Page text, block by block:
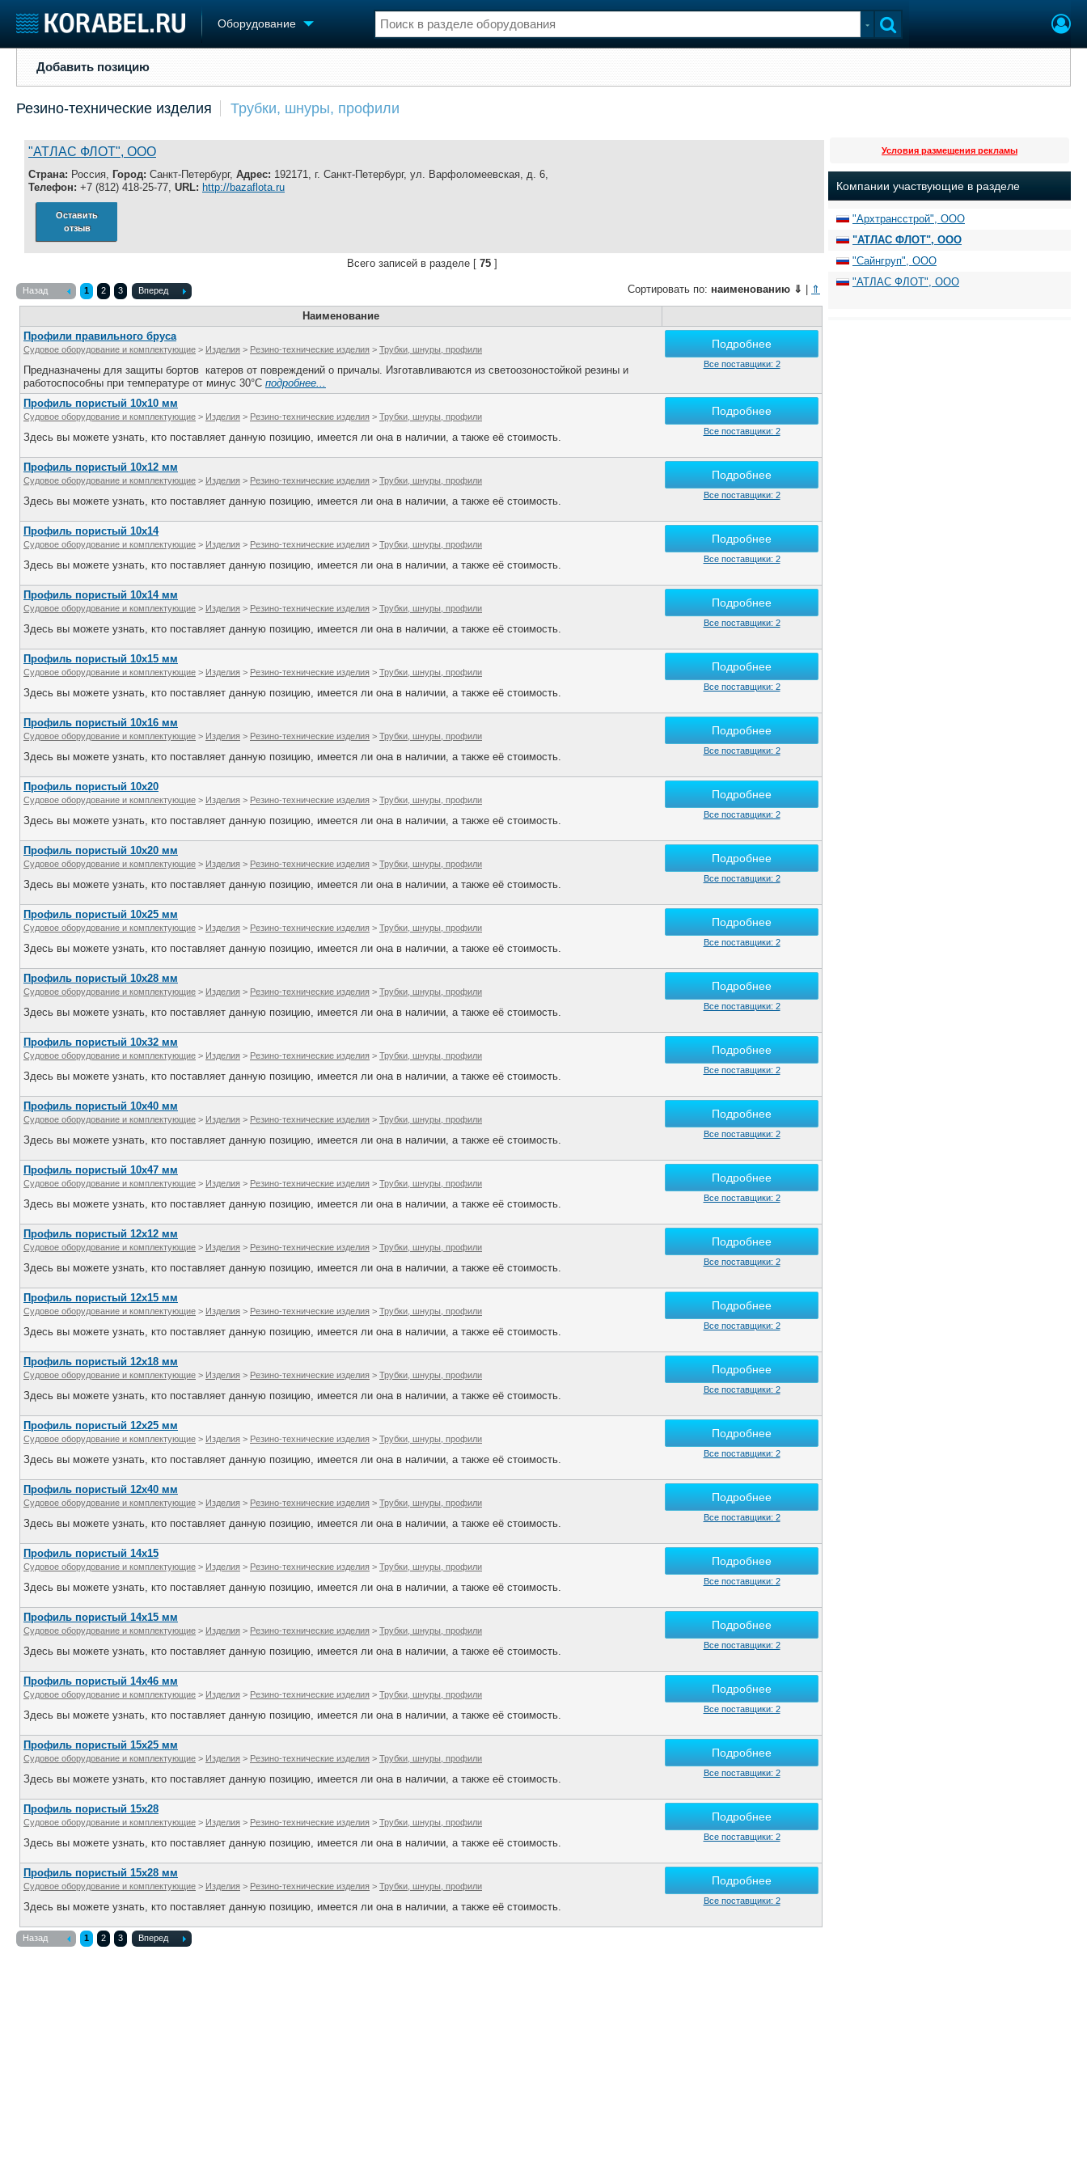
Оборудование
Судостроение
Пульс
Компании
Работа
Крюинг
Журнал
Реклама
Торговая площадка
Доска объявлений
Оборудование
Материалы
Конференции
Выставки и семинары
Флот
Добавить позицию
Резино-технические изделия Трубки, шнуры, профили
"АТЛАС ФЛОТ", ООО
Страна: Россия, Город: Санкт-Петербург, Адрес: 192171, г. Санкт-Петербург, ул. Варфоломеевская, д. 6,
Телефон: +7 (812) 418-25-77, URL: http://bazaflota.ru
Оставить
отзыв
Всего записей в разделе [ 75 ]
Назад 1 2 3 Вперед Сортировать по: наименованию ⇓ ⇑
Наименование
Профили правильного бруса
Судовое оборудование и комплектующие > Изделия > Резино-технические изделия > Трубки, шнуры, профили
Предназначены для защиты бортов катеров от повреждений о причалы. Изготавливаются из светоозоностойкой резины и
работоспособны при температуре от минус 30°С подробнее...
Подробнее
Все поставщики: 2
Профиль пористый 10х10 мм
Судовое оборудование и комплектующие > Изделия > Резино-технические изделия > Трубки, шнуры, профили
Здесь вы можете узнать, кто поставляет данную позицию, имеется ли она в наличии, а также её стоимость.
Подробнее
Все поставщики: 2
Профиль пористый 10х12 мм
Судовое оборудование и комплектующие > Изделия > Резино-технические изделия > Трубки, шнуры, профили
Здесь вы можете узнать, кто поставляет данную позицию, имеется ли она в наличии, а также её стоимость.
Подробнее
Все поставщики: 2
Профиль пористый 10х14
Судовое оборудование и комплектующие > Изделия > Резино-технические изделия > Трубки, шнуры, профили
Здесь вы можете узнать, кто поставляет данную позицию, имеется ли она в наличии, а также её стоимость.
Подробнее
Все поставщики: 2
Профиль пористый 10х14 мм
Судовое оборудование и комплектующие > Изделия > Резино-технические изделия > Трубки, шнуры, профили
Здесь вы можете узнать, кто поставляет данную позицию, имеется ли она в наличии, а также её стоимость.
Подробнее
Все поставщики: 2
Профиль пористый 10х15 мм
Судовое оборудование и комплектующие > Изделия > Резино-технические изделия > Трубки, шнуры, профили
Здесь вы можете узнать, кто поставляет данную позицию, имеется ли она в наличии, а также её стоимость.
Подробнее
Все поставщики: 2
Профиль пористый 10х16 мм
Судовое оборудование и комплектующие > Изделия > Резино-технические изделия > Трубки, шнуры, профили
Здесь вы можете узнать, кто поставляет данную позицию, имеется ли она в наличии, а также её стоимость.
Подробнее
Все поставщики: 2
Профиль пористый 10х20
Судовое оборудование и комплектующие > Изделия > Резино-технические изделия > Трубки, шнуры, профили
Здесь вы можете узнать, кто поставляет данную позицию, имеется ли она в наличии, а также её стоимость.
Подробнее
Все поставщики: 2
Профиль пористый 10х20 мм
Судовое оборудование и комплектующие > Изделия > Резино-технические изделия > Трубки, шнуры, профили
Здесь вы можете узнать, кто поставляет данную позицию, имеется ли она в наличии, а также её стоимость.
Подробнее
Все поставщики: 2
Профиль пористый 10х25 мм
Судовое оборудование и комплектующие > Изделия > Резино-технические изделия > Трубки, шнуры, профили
Здесь вы можете узнать, кто поставляет данную позицию, имеется ли она в наличии, а также её стоимость.
Подробнее
Все поставщики: 2
Профиль пористый 10х28 мм
Судовое оборудование и комплектующие > Изделия > Резино-технические изделия > Трубки, шнуры, профили
Здесь вы можете узнать, кто поставляет данную позицию, имеется ли она в наличии, а также её стоимость.
Подробнее
Все поставщики: 2
Профиль пористый 10х32 мм
Судовое оборудование и комплектующие > Изделия > Резино-технические изделия > Трубки, шнуры, профили
Здесь вы можете узнать, кто поставляет данную позицию, имеется ли она в наличии, а также её стоимость.
Подробнее
Все поставщики: 2
Профиль пористый 10х40 мм
Судовое оборудование и комплектующие > Изделия > Резино-технические изделия > Трубки, шнуры, профили
Здесь вы можете узнать, кто поставляет данную позицию, имеется ли она в наличии, а также её стоимость.
Подробнее
Все поставщики: 2
Профиль пористый 10х47 мм
Судовое оборудование и комплектующие > Изделия > Резино-технические изделия > Трубки, шнуры, профили
Здесь вы можете узнать, кто поставляет данную позицию, имеется ли она в наличии, а также её стоимость.
Подробнее
Все поставщики: 2
Профиль пористый 12х12 мм
Судовое оборудование и комплектующие > Изделия > Резино-технические изделия > Трубки, шнуры, профили
Здесь вы можете узнать, кто поставляет данную позицию, имеется ли она в наличии, а также её стоимость.
Подробнее
Все поставщики: 2
Профиль пористый 12х15 мм
Судовое оборудование и комплектующие > Изделия > Резино-технические изделия > Трубки, шнуры, профили
Здесь вы можете узнать, кто поставляет данную позицию, имеется ли она в наличии, а также её стоимость.
Подробнее
Все поставщики: 2
Профиль пористый 12х18 мм
Судовое оборудование и комплектующие > Изделия > Резино-технические изделия > Трубки, шнуры, профили
Здесь вы можете узнать, кто поставляет данную позицию, имеется ли она в наличии, а также её стоимость.
Подробнее
Все поставщики: 2
Профиль пористый 12х25 мм
Судовое оборудование и комплектующие > Изделия > Резино-технические изделия > Трубки, шнуры, профили
Здесь вы можете узнать, кто поставляет данную позицию, имеется ли она в наличии, а также её стоимость.
Подробнее
Все поставщики: 2
Профиль пористый 12х40 мм
Судовое оборудование и комплектующие > Изделия > Резино-технические изделия > Трубки, шнуры, профили
Здесь вы можете узнать, кто поставляет данную позицию, имеется ли она в наличии, а также её стоимость.
Подробнее
Все поставщики: 2
Профиль пористый 14х15
Судовое оборудование и комплектующие > Изделия > Резино-технические изделия > Трубки, шнуры, профили
Здесь вы можете узнать, кто поставляет данную позицию, имеется ли она в наличии, а также её стоимость.
Подробнее
Все поставщики: 2
Профиль пористый 14х15 мм
Судовое оборудование и комплектующие > Изделия > Резино-технические изделия > Трубки, шнуры, профили
Здесь вы можете узнать, кто поставляет данную позицию, имеется ли она в наличии, а также её стоимость.
Подробнее
Все поставщики: 2
Профиль пористый 14х46 мм
Судовое оборудование и комплектующие > Изделия > Резино-технические изделия > Трубки, шнуры, профили
Здесь вы можете узнать, кто поставляет данную позицию, имеется ли она в наличии, а также её стоимость.
Подробнее
Все поставщики: 2
Профиль пористый 15х25 мм
Судовое оборудование и комплектующие > Изделия > Резино-технические изделия > Трубки, шнуры, профили
Здесь вы можете узнать, кто поставляет данную позицию, имеется ли она в наличии, а также её стоимость.
Подробнее
Все поставщики: 2
Профиль пористый 15х28
Судовое оборудование и комплектующие > Изделия > Резино-технические изделия > Трубки, шнуры, профили
Здесь вы можете узнать, кто поставляет данную позицию, имеется ли она в наличии, а также её стоимость.
Подробнее
Все поставщики: 2
Профиль пористый 15х28 мм
Судовое оборудование и комплектующие > Изделия > Резино-технические изделия > Трубки, шнуры, профили
Здесь вы можете узнать, кто поставляет данную позицию, имеется ли она в наличии, а также её стоимость.
Подробнее
Все поставщики: 2
Назад 1 2 3 Вперед
Условия размещения рекламы
Компании участвующие в разделе
"Архтрансстрой", ООО
"АТЛАС ФЛОТ", ООО
"Сайнгруп", ООО
"АТЛАС ФЛОТ", ООО